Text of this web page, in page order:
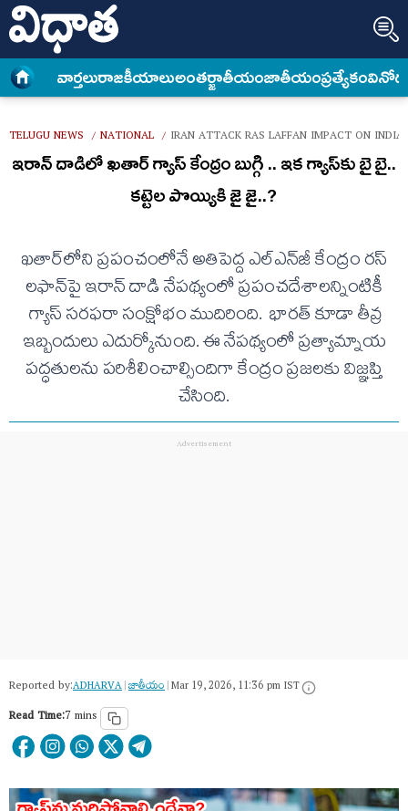
వార్త‌లురాజకీయాలుఅంత‌ర్జాతీయంజాతీయంప్రత్యేకం
TELUGU NEWS / NATIONAL / IRAN ATTACK RAS LAFFAN IMPACT ON INDIA
ఇరాన్ దాడిలో ఖతార్ గ్యాస్ కేంద్రం బుగ్గి .. ఇక గ్యాస్‌కు బై బై..
కట్టెల పొయ్యికి జై జై..?
ఖతార్‌లోని ప్రపంచంలోనే అతిపెద్ద ఎల్‌ఎన్‌జీ కేంద్రం రస్
లఫాన్‌పై ఇరాన్ దాడి నేపథ్యంలో ప్రపంచదేశాలన్నింటికీ
గ్యాస్ సరఫరా సంక్షోభం ముదిరింది. భారత్​ కూడా తీవ్ర
ఇబ్బందులు ఎదుర్కోనుంది. ఈ నేపథ్యంలో ప్రత్యామ్నాయ
పద్ధతులను పరిశీలించాల్సిందిగా కేంద్రం ప్రజలకు విజ్ఞప్తి
చేసింది.
Reported by:ADHARVA|జాతీయం|Mar 19, 2026, 11:36 pm IST
Read Time:7 mins